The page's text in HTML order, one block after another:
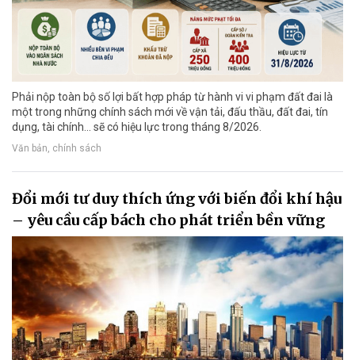
Phải nộp toàn bộ số lợi bất hợp pháp từ hành vi vi phạm đất đai là
một trong những chính sách mới về vận tải, đấu thầu, đất đai, tín
dụng, tài chính... sẽ có hiệu lực trong tháng 8/2026.
Văn bản, chính sách
Đổi mới tư duy thích ứng với biến đổi khí hậu
– yêu cầu cấp bách cho phát triển bền vững